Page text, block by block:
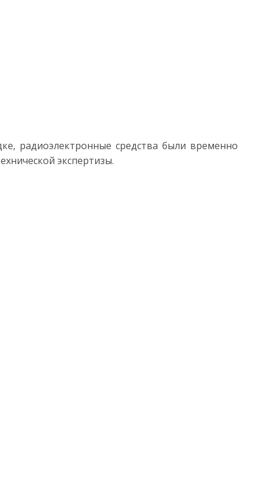
радиоэлектронные средства были временно
экспертизы.